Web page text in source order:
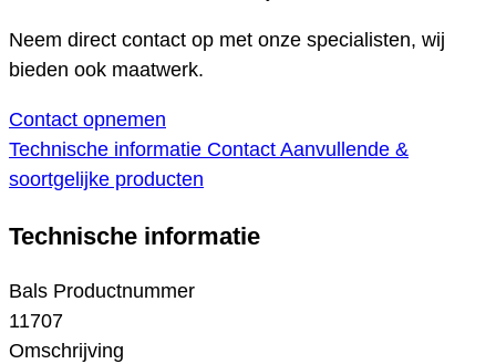
Neem direct contact op met onze specialisten, wij
bieden ook maatwerk.
Contact opnemen
Technische informatie Contact Aanvullende &
soortgelijke producten
Technische informatie
Bals Productnummer
11707
Omschrijving